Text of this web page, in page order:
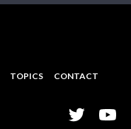
TOPICS CONTACT